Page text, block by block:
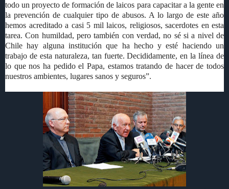
todo un proyecto de formación de laicos para capacitar a la gente en
la prevención de cualquier tipo de abusos. A lo largo de este año
hemos acreditado a casi 5 mil laicos, religiosos, sacerdotes en esta
tarea. Con humildad, pero también con verdad, no sé si a nivel de
Chile hay alguna institución que ha hecho y esté haciendo un
trabajo de esta naturaleza, tan fuerte. Decididamente, en la línea de
lo que nos ha pedido el Papa, estamos tratando de hacer de todos
nuestros ambientes, lugares sanos y seguros”.